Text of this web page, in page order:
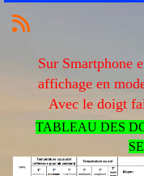
Sur Smartphone
affichage en
Avec le doigt
TABLEAU DES